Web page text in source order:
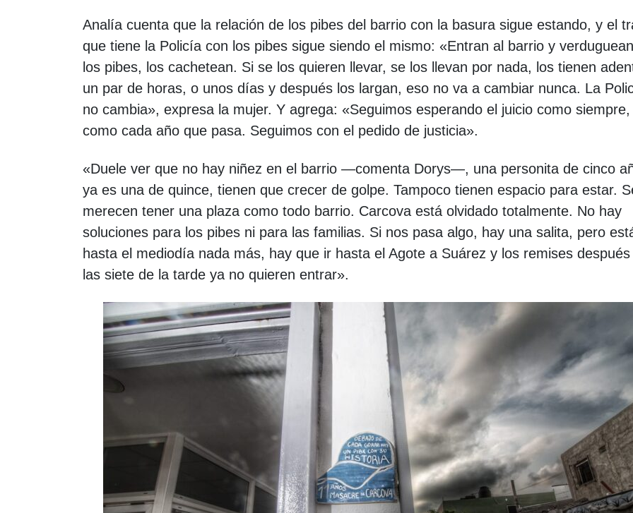
Analía cuenta que la relación de los pibes del barrio con la basura sigue estando, y el
que tiene la Policía con los pibes sigue siendo el mismo: «Entran al barrio y
los pibes, los cachetean. Si se los quieren llevar, se los llevan por nada, los tienen
un par de horas, o unos días y después los largan, eso no va a cambiar nunca. La
no cambia», expresa la mujer. Y agrega: «Seguimos esperando el juicio como siempre,
como cada año que pasa. Seguimos con el pedido de justicia».
«Duele ver que no hay niñez en el barrio —comenta Dorys—, una personita de cinco
ya es una de quince, tienen que crecer de golpe. Tampoco tienen espacio para estar.
merecen tener una plaza como todo barrio. Carcova está olvidado totalmente. No hay
soluciones para los pibes ni para las familias. Si nos pasa algo, hay una salita, pero
hasta el mediodía nada más, hay que ir hasta el Agote a Suárez y los remises
las siete de la tarde ya no quieren entrar».